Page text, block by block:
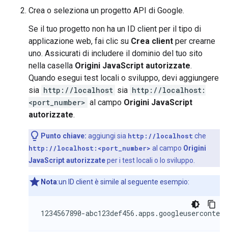
Crea o seleziona un progetto API di Google.
Se il tuo progetto non ha un ID client per il tipo di
applicazione web, fai clic su Crea client per crearne
uno. Assicurati di includere il dominio del tuo sito
nella casella Origini JavaScript autorizzate.
Quando esegui test locali o sviluppo, devi aggiungere
sia http://localhost sia http://localhost:
<port_number> al campo Origini JavaScript
autorizzate.
Punto chiave: aggiungi sia http://localhostche
http://localhost:<port_number> al campo Origini
JavaScript autorizzateper i test locali o lo sviluppo.
Nota:un ID client è simile al seguente esempio: